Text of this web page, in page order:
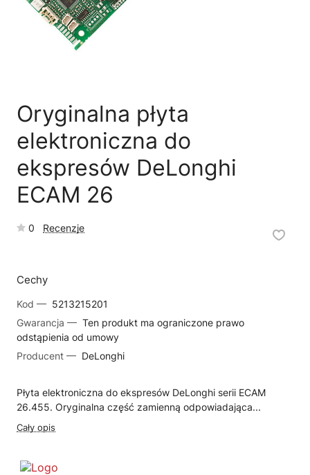
Oryginalna płyta
elektroniczna do
ekspresów DeLonghi
ECAM 26
0 Recenzje
Cechy
Kod — 5213215201
Gwarancja — Ten produkt ma ograniczone prawo
odstąpienia od umowy
Producent — DeLonghi
Płyta elektroniczna do ekspresów DeLonghi serii ECAM
26.455. Oryginalna część zamienną odpowiadająca...
Cały opis
🗹Reklamacja naprawy